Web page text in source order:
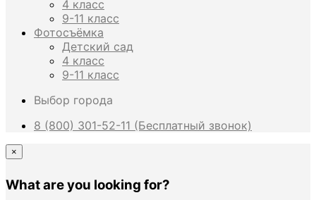
4 класс
9-11 класс
Фотосъёмка
Детский сад
4 класс
9-11 класс
Выбор города
8 (800) 301-52-11 (Бесплатный звонок)
×
What are you looking for?